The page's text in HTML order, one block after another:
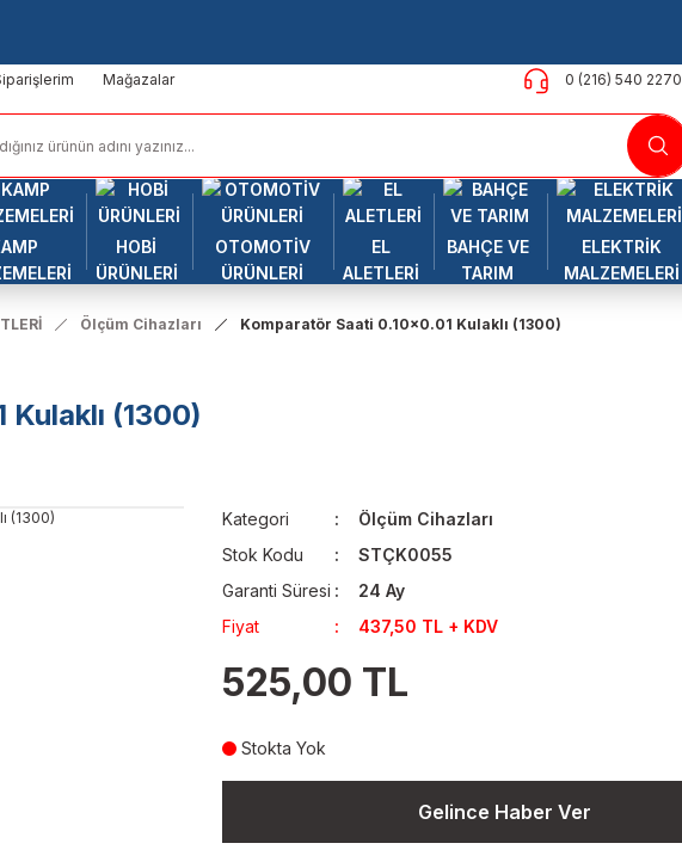
Mağazalar 0 (216) 540 2270
HOBİ
ÜRÜNLERİ
OTOMOTİV
ÜRÜNLERİ
EL
ALETLERİ
BAHÇE VE
TARIM
ELEKTRİK
MALZEMELERİ
Ölçüm Cihazları Komparatör Saati 0.10x0.01 Kulaklı (1300)
(1300)
Kategori
Ölçüm Cihazları
Stok Kodu
STÇK0055
Garanti Süresi
24 Ay
Fiyat
437,50 TL + KDV
525,00 TL
Stokta Yok
Gelince Haber Ver